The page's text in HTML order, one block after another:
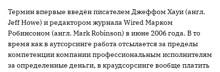
Термин впервые введён писателем Джеффом Хауи (англ.
Jeff Howe) и редактором журнала Wired Марком
Робинсоном (англ. Mark Robinson) в июне 2006 года. В то
время как в аутсорсинге работа отсылается за пределы
компетенции компании профессиональным исполнителям
за определенные деньги, в краудсорсинге вообще платить